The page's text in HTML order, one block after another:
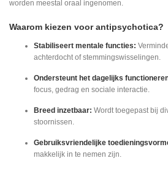
worden meestal oraal ingenomen.
Waarom kiezen voor antipsychotica?
Stabiliseert mentale functies:
achterdocht of stemmingswisselingen.
Ondersteunt het dagelijks
focus, gedrag en sociale interactie.
Breed inzetbaar: Wordt toegepast bij
stoornissen.
Gebruiksvriendelijke
makkelijk in te nemen zijn.